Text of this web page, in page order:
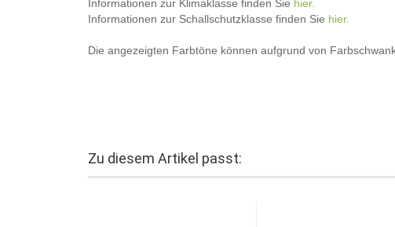
Informationen zur Klimaklasse finden Sie hier.
Informationen zur Schallschutzklasse finden Sie hier.
Die angezeigten Farbtöne können aufgrund von
Zu diesem Artikel passt: